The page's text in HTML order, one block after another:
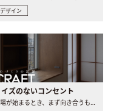
デザイン
イズのないコンセント